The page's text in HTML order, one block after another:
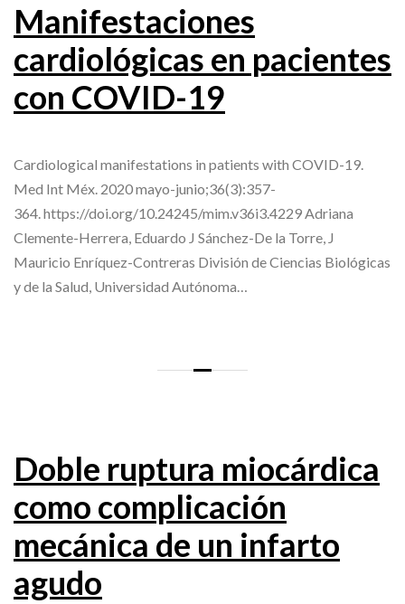
Manifestaciones
cardiológicas en pacientes
con COVID-19
Cardiological manifestations in patients with COVID-19.
Med Int Méx. 2020 mayo-junio;36(3):357-
364. https://doi.org/10.24245/mim.v36i3.4229 Adriana
Clemente-Herrera, Eduardo J Sánchez-De la Torre, J
Mauricio Enríquez-Contreras División de Ciencias Biológicas
y de la Salud, Universidad Autónoma…
Doble ruptura miocárdica
como complicación
mecánica de un infarto
agudo